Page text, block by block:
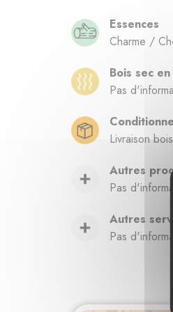
Essences
Charme /
Bois sec en
Pas
Livraison
Autres
Pas
Autres
Pas